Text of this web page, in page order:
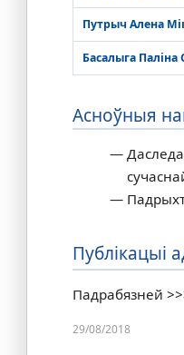
Путрыч Алена
Басалыга Паліна
Асноўныя
Публікацыі
Падрабязней
29/08/2018